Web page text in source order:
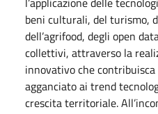
beni culturali, del turismo,
dell’agrifood, degli open
collettivi, attraverso la
innovativo che
agganciato ai trend
crescita territoriale.